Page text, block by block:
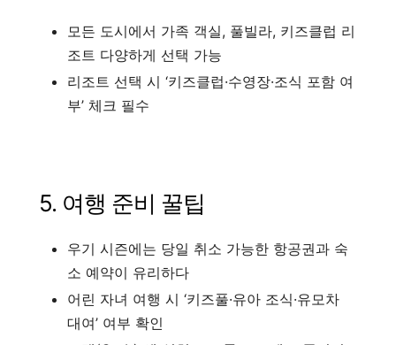
모든 도시에서 가족 객실, 풀빌라, 키즈클럽 리
조트 다양하게 선택 가능
리조트 선택 시 ‘키즈클럽·수영장·조식 포함 여
부’ 체크 필수
5. 여행 준비 꿀팁
우기 시즌에는 당일 취소 가능한 항공권과 숙
소 예약이 유리하다
어린 자녀 여행 시 ‘키즈풀·유아 조식·유모차
대여’ 여부 확인